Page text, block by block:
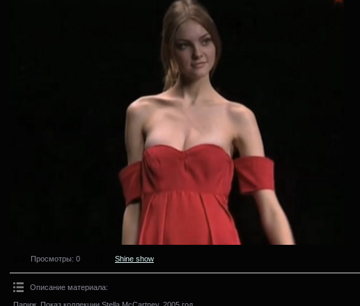
Просмотры: 0 Shine show
Описание материала:
Париж. Показ коллекции Stella McCartney. 2005 год.